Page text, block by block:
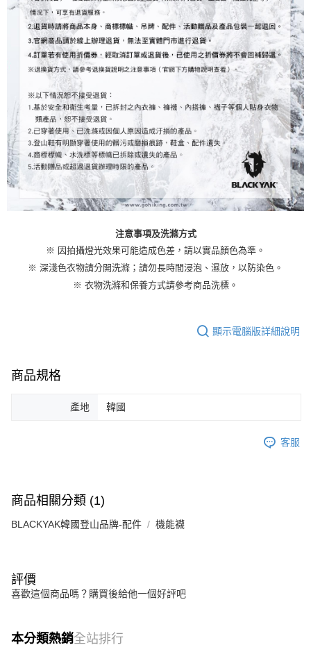
注意事項及洗滌方式
※ 因拍攝燈光效果可能造成色差，請以實品顏色為準。
※ 深淺色衣物請分開洗滌；請勿長時間浸泡、濕放，以防染色。
※ 衣物洗滌和保養方式請參考商品洗標。
顯示電腦版詳細說明
商品規格
產地 韓國
客服
商品相關分類 (1)
BLACKYAK韓國登山品牌-配件 機能襪
評價
喜歡這個商品嗎？購買後給他一個好評吧
本分類熱銷全站排行